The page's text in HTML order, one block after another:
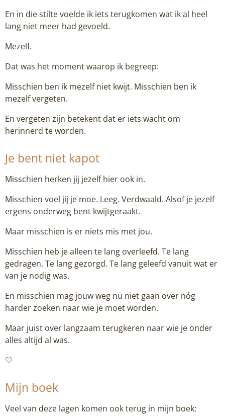
En in die stilte voelde ik iets terugkomen wat ik al heel
lang niet meer had gevoeld.
Mezelf.
Dat was het moment waarop ik begreep:
Misschien ben ik mezelf niet kwijt. Misschien ben ik
mezelf vergeten.
En vergeten zijn betekent dat er iets wacht om
herinnerd te worden.
Je bent niet kapot
Misschien herken jij jezelf hier ook in.
Misschien voel jij je moe. Leeg. Verdwaald. Alsof je jezelf
ergens onderweg bent kwijtgeraakt.
Maar misschien is er niets mis met jou.
Misschien heb je alleen te lang overleefd. Te lang
gedragen. Te lang gezorgd. Te lang geleefd vanuit wat er
van je nodig was.
En misschien mag jouw weg nu niet gaan over nóg
harder zoeken naar wie je moet worden.
Maar juist over langzaam terugkeren naar wie je onder
alles altijd al was.
🤍
Mijn boek
Veel van deze lagen komen ook terug in mijn boek: